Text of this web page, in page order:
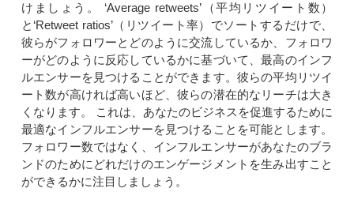
けましょう。 ‘Average retweets’（平均リツイート数）
と‘Retweet ratios’（リツイート率）でソートするだけで、
彼らがフォロワーとどのように交流しているか、フォロワ
ーがどのように反応しているかに基づいて、最高のインフ
ルエンサーを見つけることができます。彼らの平均リツイ
ート数が高ければ高いほど、彼らの潜在的なリーチは大き
くなります。 これは、あなたのビジネスを促進するために
最適なインフルエンサーを見つけることを可能とします。
フォロワー数ではなく、インフルエンサーがあなたのブラ
ンドのためにどれだけのエンゲージメントを生み出すこと
ができるかに注目しましょう。